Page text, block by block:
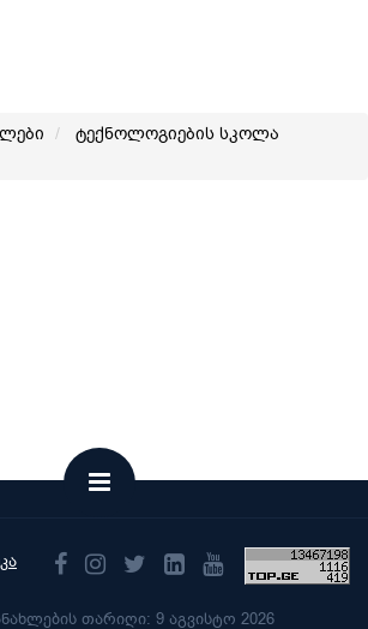
ტექნოლოგიების სკოლა
თარიღი: 9 აგვისტო 2026